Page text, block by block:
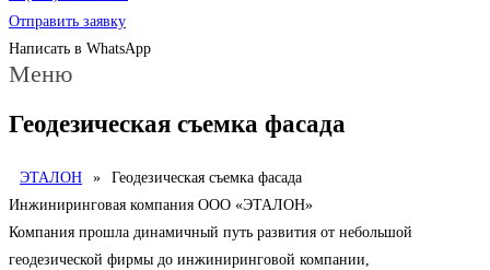
Отправить заявку
Написать в WhatsApp
Меню
Геодезическая съемка фасада
ЭТАЛОН »
Геодезическая съемка фасада
Инжиниринговая компания ООО «ЭТАЛОН»
Компания прошла динамичный путь развития от небольшой
геодезической фирмы до инжиниринговой компании,